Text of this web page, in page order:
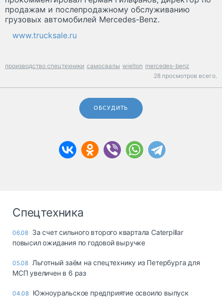
продажам и послепродажному обслуживанию
грузовых автомобилей Mercedes-Benz.
www.trucksale.ru
производство спецтехники самосвалы wielton mercedes-benz
28 просмотров всего.
ОБСУДИТЬ
Спецтехника
06.08 За счет сильного второго квартала Caterpillar
повысил ожидания по годовой выручке
05.08 Льготный заём на спецтехнику из Петербурга для
МСП увеличен в 6 раз
04.08 Южноуральское предприятие освоило выпуск